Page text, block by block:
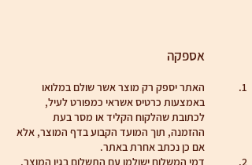
אספקה
האתר יספק רק מוצר אשר שולם במלואו
באמצעות כרטיס אשראי כמפורט לעיל,
לכתובת שהלקוח הקליד או מסר בעת
ההזמנה, תוך המועד הקבוע בדף המוצר, אלא
אם כן נכתב אחרת באתר.
דמי המשלוח ישולמו עם התשלום בגין המוצר.